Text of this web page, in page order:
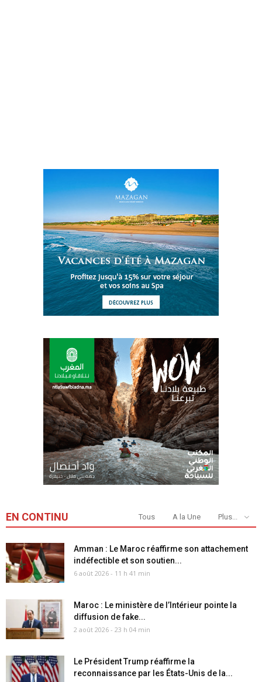
EN CONTINU Tous A la Une Plus...
Amman : Le Maroc réaffirme son attachement
indéfectible et son soutien...
6 août 2026 - 11 h 41 min
Maroc : Le ministère de l’Intérieur pointe la
diffusion de fake...
2 août 2026 - 23 h 04 min
Le Président Trump réaffirme la
reconnaissance par les États-Unis de la...